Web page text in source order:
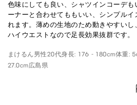
色味にしても良い、シャツインコーデも
ーナーと合わせてももいい、シンプル
れます。薄めの生地のため動きやすい
ハイウエストなので足長効果抜群です。
まけるん 男性20代身長: 176 - 180cm体重:
27.0cm広島県